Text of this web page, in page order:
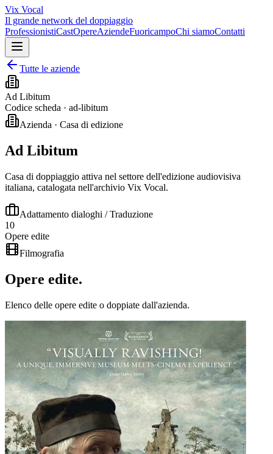
Vix Vocal
Il grande network del doppiaggio
ProfessionistiCastOpereAziendeFuoricampoChi siamoContatti
Tutte le aziende
Ad Libitum
Codice scheda · ad-libitum
Azienda · Casa di edizione
Ad Libitum
Casa di doppiaggio attiva nel settore dell'edizione audiovisiva
italiana, catalogata nell'archivio Vix Vocal.
Adattamento dialoghi / Traduzione
10
Opere edite
Filmografia
Opere edite.
Elenco delle opere edite o doppiate dall'azienda.